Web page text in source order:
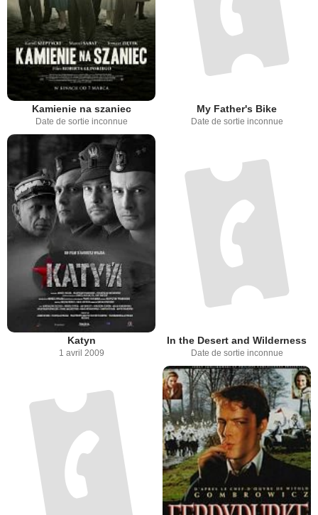
Kamienie na szaniec
Date de sortie inconnue
My Father's Bike
Date de sortie inconnue
Katyn
1 avril 2009
In the Desert and Wilderness
Date de sortie inconnue